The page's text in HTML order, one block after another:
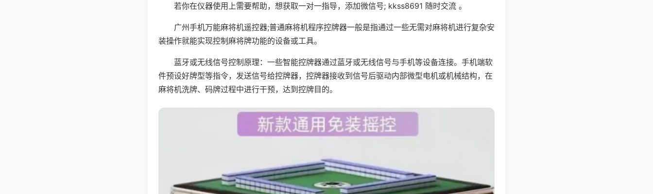
若你在仪器使用上需要帮助，想获取一对一指导，添加微信号; kkss8691 随时交流 。
广州手机万能麻将机遥控器;普通麻将机程序控牌器一般是指通过一些无需对麻将机进行复杂安
装操作就能实现控制麻将牌功能的设备或工具。
蓝牙或无线信号控制原理：一些智能控牌器通过蓝牙或无线信号与手机等设备连接。手机端软
件预设好牌型等指令，发送信号给控牌器，控牌器接收到信号后驱动内部微型电机或机械结构，在
麻将机洗牌、码牌过程中进行干预，达到控牌目的。